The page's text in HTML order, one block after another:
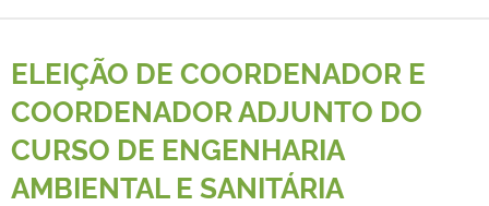
ELEIÇÃO DE COORDENADOR E
COORDENADOR ADJUNTO DO
CURSO DE ENGENHARIA
AMBIENTAL E SANITÁRIA